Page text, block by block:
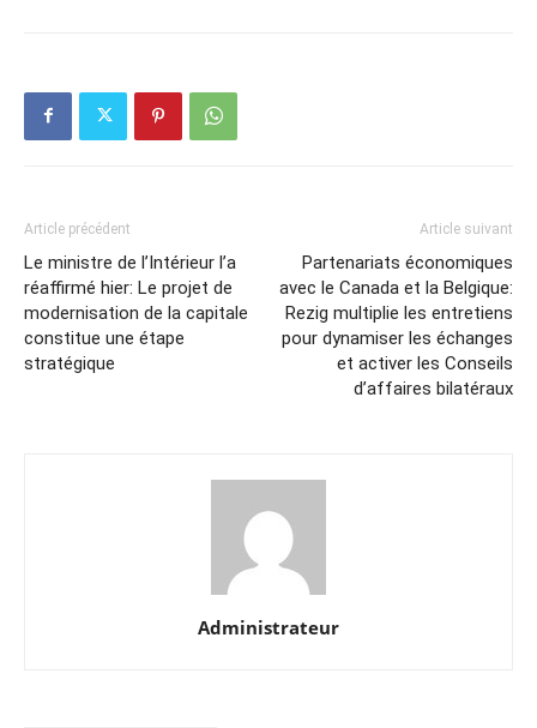
Article précédent
Le ministre de l’Intérieur l’a
réaffirmé hier: Le projet de
modernisation de la capitale
constitue une étape
stratégique
Article suivant
Partenariats économiques
avec le Canada et la Belgique:
Rezig multiplie les entretiens
pour dynamiser les échanges
et activer les Conseils
d’affaires bilatéraux
Administrateur